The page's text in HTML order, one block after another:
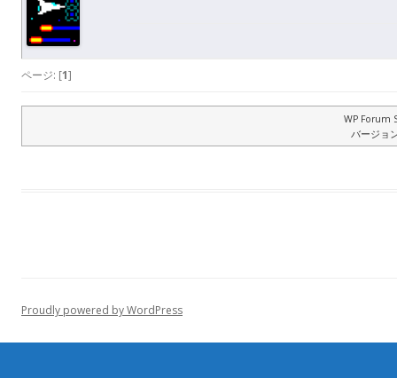
ページ: [1]
WP Forum
バージョ
Proudly powered by WordPress